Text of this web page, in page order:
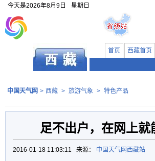
今天是2026年8月9日 星期日
首页 西藏首页
中国天气网 > 西藏 > 旅游气象 > 特色产品
足不出户，在网上
2016-01-18 11:03:11 来源： 中国天气网西藏站